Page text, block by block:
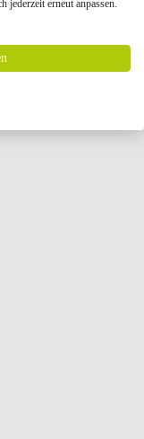
jederzeit erneut anpassen.